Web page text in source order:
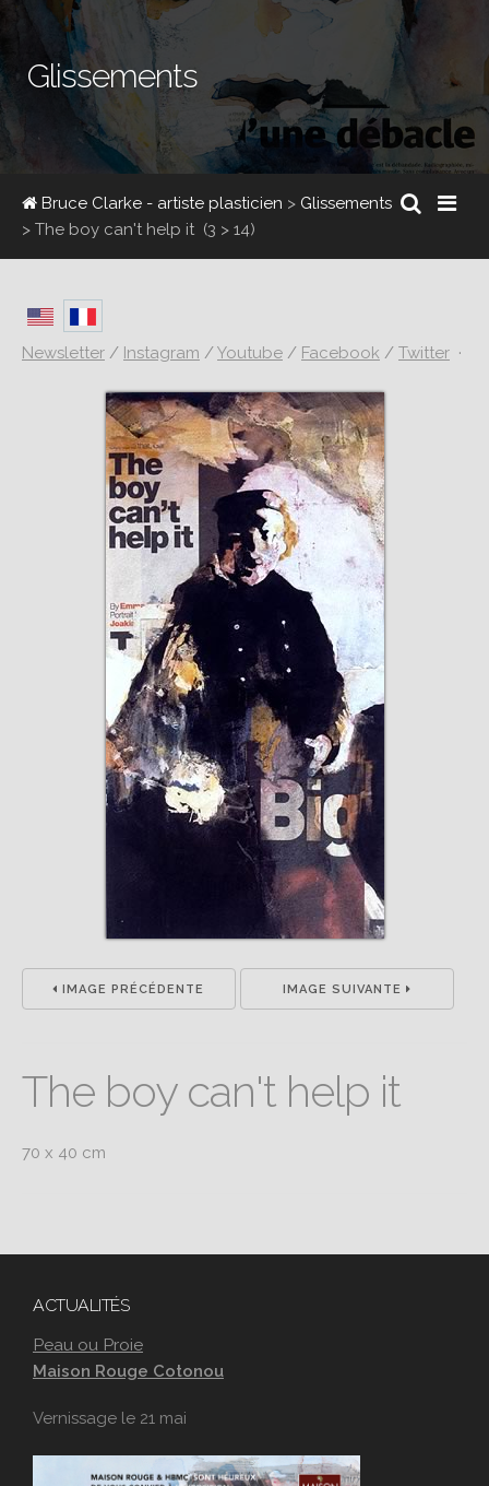
Glissements
Bruce Clarke - artiste plasticien > Glissements
> The boy can't help it (3 > 14)
Newsletter / Instagram /Youtube / Facebook / Twitter ·
IMAGE PRÉCÉDENTE IMAGE SUIVANTE
The boy can't help it
70 x 40 cm
ACTUALITÉS
Peau ou Proie
Maison Rouge Cotonou
Vernissage le 21 mai